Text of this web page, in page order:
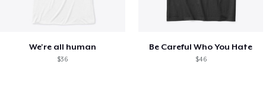
We're all human
$36
Be Careful Who You Hate
$46